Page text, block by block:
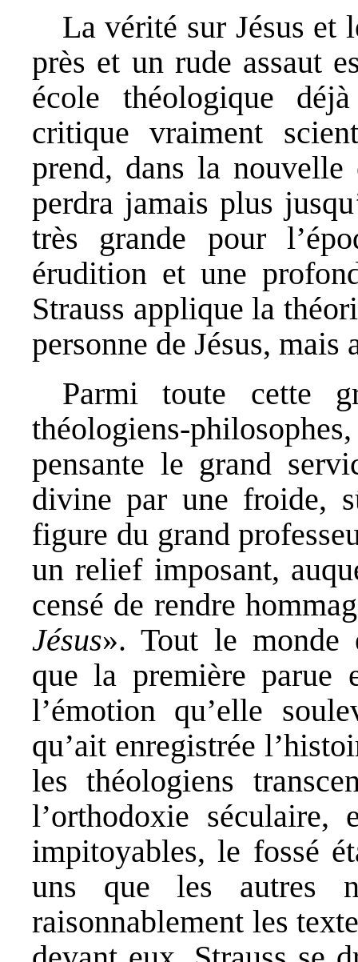
La vérité sur Jésus et
près et un rude assaut
école théologique
critique vraiment
prend, dans la nouvelle
perdra jamais plus
très grande pour
érudition et une
Strauss applique la
personne de Jésus,
Parmi toute cette
théologiens-
pensante le grand
divine par une froide,
figure du grand
un relief imposant,
censé de rendre
Jésus». Tout le monde
que la première parue
l’émotion qu’elle
qu’ait enregistrée
les théologiens
l’orthodoxie séculaire,
impitoyables, le fossé
uns que les autres
raisonnablement les